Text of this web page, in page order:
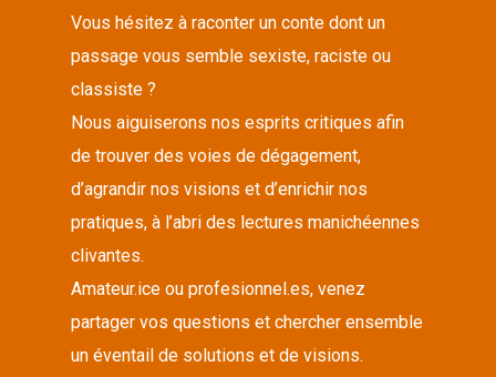
Vous hésitez à raconter un conte dont un
passage vous semble sexiste, raciste ou
classiste ?
Nous aiguiserons nos esprits critiques afin
de trouver des voies de dégagement,
d’agrandir nos visions et d’enrichir nos
pratiques, à l’abri des lectures manichéennes
clivantes.
Amateur.ice ou profesionnel.es, venez
partager vos questions et chercher ensemble
un éventail de solutions et de visions.